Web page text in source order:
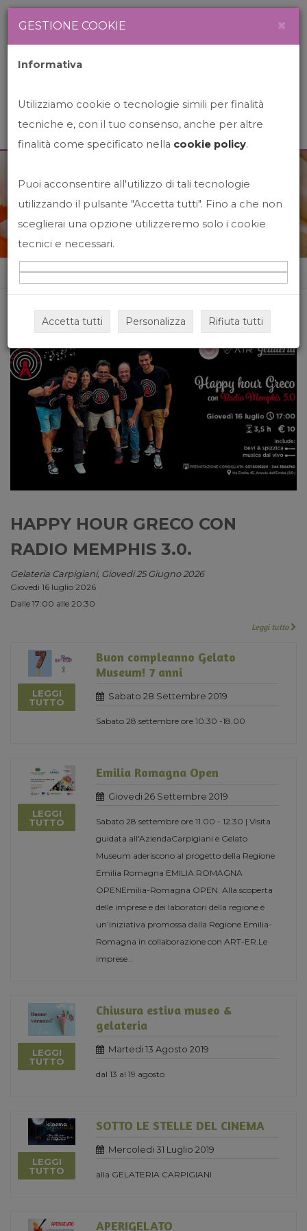
News&Events
Home News&events
HAPPY HOUR GRECO CON
RADIO MEMPHIS 3.0.
Gelateria Carpigiani, Giovedi 25 Giugno 2026
Giovedì 16 luglio 2026
Dalle 17:00 alle 20:30
Leggi tutto
LEGGI
TUTTO
Buon compleanno Gelato
Museum! 7 anni
Sabato 28 Settembre 2019
Sabato 28 settembre ore 10.30 -18.00
LEGGI
TUTTO
Emilia Romagna Open
Giovedi 26 Settembre 2019
Sabato 28 settembre ore 11.00 - 12.30 | Visita
guidata all'AziendaCarpigiani e Gelato
Museum aderiscono al progetto della Regione
Emilia Romagna EMILIA ROMAGNA
OPENEmilia-Romagna OPEN. Alla scoperta
delle imprese e dei laboratori della regione è
un’iniziativa promossa dalla Regione Emilia-
Romagna in collaborazione con ART-ER.Le
imprese
LEGGI
TUTTO
Chiusura estiva museo &
gelateria
Martedi 13 Agosto 2019
dal 13 al 19 agosto
LEGGI
TUTTO
SOTTO LE STELLE DEL CINEMA
Mercoledi 31 Luglio 2019
alla GELATERIA CARPIGIANI
APERIGELATO
GESTIONE COOKIE ×
Informativa
Utilizziamo cookie o tecnologie simili per finalità
tecniche e, con il tuo consenso, anche per altre
finalità come specificato nella cookie policy.
Puoi acconsentire all'utilizzo di tali tecnologie
utilizzando il pulsante "Accetta tutti". Fino a che non
sceglierai una opzione utilizzeremo solo i cookie
tecnici e necessari.
Accetta tutti Personalizza Rifiuta tutti